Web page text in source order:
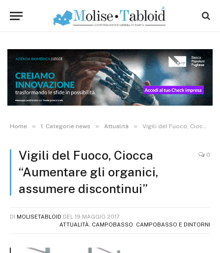
Home » 1. Categorie news » Attualità » Vigili del Fuoco, Ciocca “Aumentare gli organici, assumere discontinui”
Vigili del Fuoco, Ciocca
“Aumentare gli organici,
assumere discontinui”
0
DI MOLISETABLOID DEL 19 MAGGIO 2017
ATTUALITÀ
CAMPOBASSO CAMPOBASSO E DINTORNI